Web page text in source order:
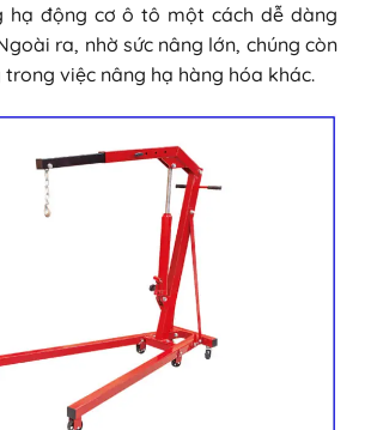
hạ động cơ ô tô một cách dễ dàng
ra, nhờ sức nâng lớn, chúng còn
việc nâng hạ hàng hóa khác.